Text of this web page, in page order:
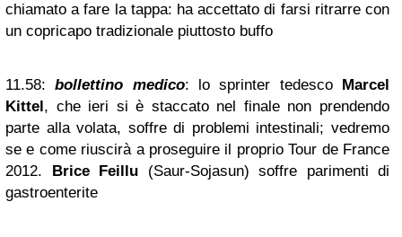
chiamato a fare la tappa: ha accettato di farsi ritrarre con
un copricapo tradizionale piuttosto buffo
11.58: bollettino medico: lo sprinter tedesco Marcel
Kittel, che ieri si è staccato nel finale non prendendo
parte alla volata, soffre di problemi intestinali; vedremo
se e come riuscirà a proseguire il proprio Tour de France
2012. Brice Feillu (Saur-Sojasun) soffre parimenti di
gastroenterite